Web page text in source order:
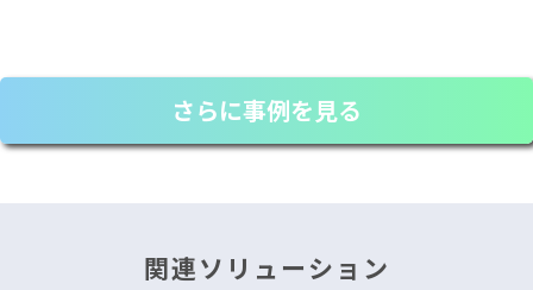
さらに事例を見る
関連ソリューション